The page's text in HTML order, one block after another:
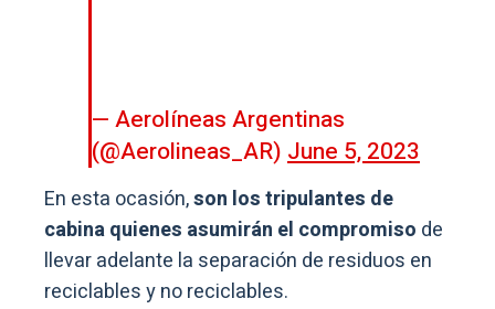
— Aerolíneas Argentinas
(@Aerolineas_AR)June 5, 2023
En esta ocasión,son los tripulantes de
cabina quienes asumirán el compromiso de
llevar adelante la separación de residuos en
reciclables y no reciclables.